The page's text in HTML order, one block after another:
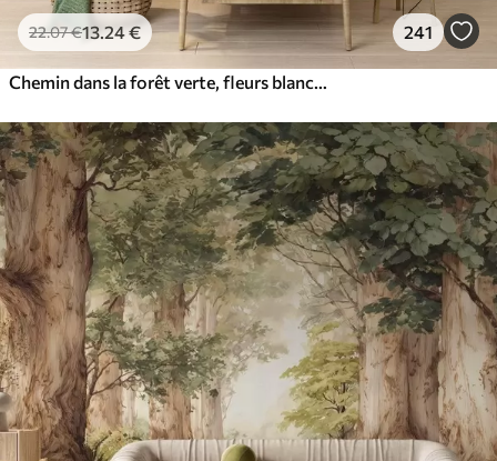
22.07€13 .24€ 241